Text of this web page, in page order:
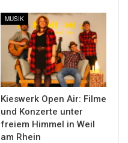
MUSIK
Kieswerk Open Air: Filme
und Konzerte unter
freiem Himmel in Weil
am Rhein